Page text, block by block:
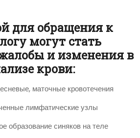
для обращения к
могут стать
и изменения в
крови:
маточные кровотечения
лимфатические узлы
образование синяков на теле